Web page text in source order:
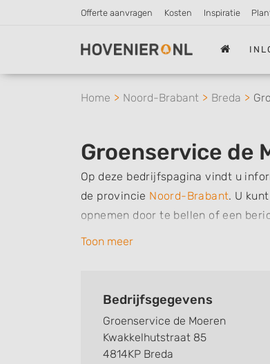
Offerte aanvragen Kosten Inspiratie
Home Noord-Brabant Breda
Groenservice de
Op deze bedrijfspagina vindt u
de provincie Noord-Brabant. U
opnemen door te bellen of een
werkzaamheden van dit bedrijf, zo
Zoekt u een ander bedrijf? Bekijk
Toon meer
Bedrijfsgegevens
Groenservice de Moeren
Kwakkelhutstraat 85
4814KP Breda